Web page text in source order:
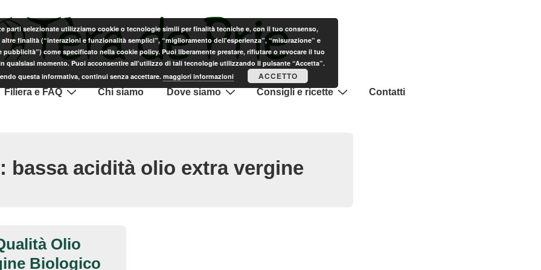
Filiera e FAQ Chi siamo Dove siamo Consigli e ricette Contatti
bassa acidità olio extra vergine
Olio
Biologico
parti selezionate utilizziamo cookie o tecnologie simili per finalità tecniche e, con il tuo consenso,
altre finalità (“interazioni e funzionalità semplici”, “miglioramento dell'esperienza”, “misurazione” e
pubblicità”) come specificato nella cookie policy. Puoi liberamente prestare, rifiutare o revocare il tuo
qualsiasi momento. Puoi acconsentire all’utilizzo di tali tecnologie utilizzando il pulsante “Accetta”.
questa informativa, continui senza accettare.maggiori informazioni ACCETTO